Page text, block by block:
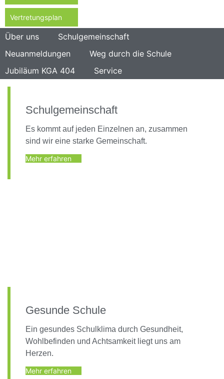
Vertretungsplan
Über uns
Schulgemeinschaft
Neuanmeldungen
Weg durch die Schule
Jubiläum KGA 404
Service
Schulgemeinschaft
Es kommt auf jeden Einzelnen an, zusammen
sind wir eine starke Gemeinschaft.
Mehr erfahren
Gesunde Schule
Ein gesundes Schulklima durch Gesundheit,
Wohlbefinden und Achtsamkeit liegt uns am
Herzen.
Mehr erfahren